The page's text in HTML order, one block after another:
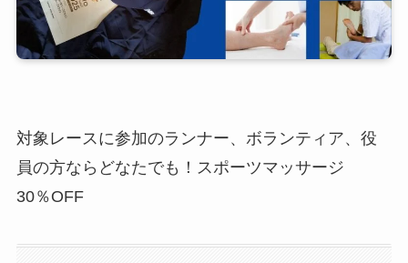
対象レースに参加のランナー、ボランティア、役
員の方ならどなたでも！スポーツマッサージ
30％OFF